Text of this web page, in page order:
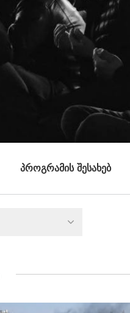
პროგრამის შესახებ